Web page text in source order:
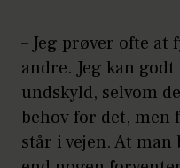
– Jeg prøver ofte at
andre. Jeg kan
undskyld, selvom
behov for det,
står i vejen. At